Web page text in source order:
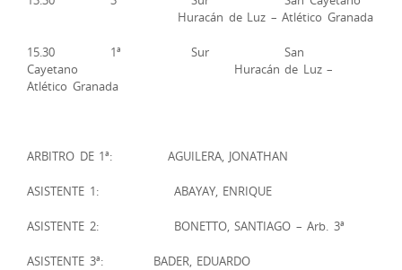
Huracán de Luz – Atlético Granada
15.30 1ª Sur San
Cayetano Huracán de Luz –
Atlético Granada
ARBITRO DE 1ª: AGUILERA, JONATHAN
ASISTENTE 1: ABAYAY, ENRIQUE
ASISTENTE 2: BONETTO, SANTIAGO – Arb. 3ª
ASISTENTE 3ª: BADER, EDUARDO